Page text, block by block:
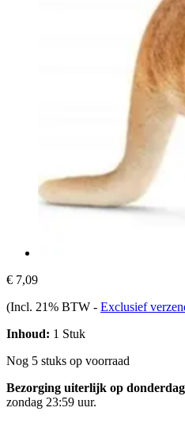
€ 7,09
(Incl. 21% BTW - Exclusief
Inhoud: 1 Stuk
Nog 5 stuks op voorraad
Bezorging uiterlijk op
zondag 23:59 uur.